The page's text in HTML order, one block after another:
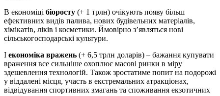
В економіці біоросту (+ 1 трлн) очікують появу більш
ефективних видів палива, нових будівельних матеріалів,
хімікатів, ліків і косметики. Ймовірно з’являться нові
сільськогосподарські культури.
І економіка вражень (+ 6,5 трлн доларів) – бажання купувати
враження все сильніше охоплює масові ринки в міру
здешевлення технологій. Також зростатиме попит на подорожі
у віддалені місця, участь в екстремальних атракціонах,
відвідування спортивних змагань та споживання екзотичних